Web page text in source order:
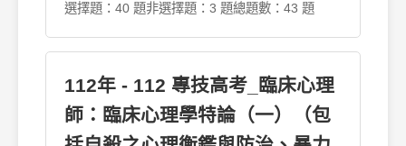
選擇題：40 題非選擇題：3 題總題數：43 題
112年 - 112 專技高考_臨床心理
師：臨床心理學特論（一）（包